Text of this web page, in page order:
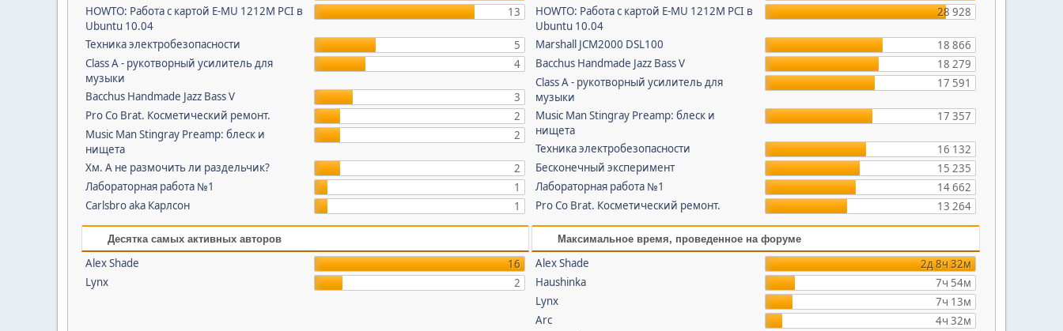
HOWTO: Работа с картой E-MU 1212M PCI в
Ubuntu 10.04
13
Техника электробезопасности
5
Class A - рукотворный усилитель для
музыки
4
Bacchus Handmade Jazz Bass V
3
Pro Co Brat. Косметический ремонт.
2
Music Man Stingray Preamp: блеск и
нищета
2
Хм. А не размочить ли раздельчик?
2
Лабораторная работа №1
1
Carlsbro aka Карлсон
1
HOWTO: Работа с картой E-MU 1212M PCI в
Ubuntu 10.04
28 928
Marshall JCM2000 DSL100
18 866
Bacchus Handmade Jazz Bass V
18 279
Class A - рукотворный усилитель для
музыки
17 591
Music Man Stingray Preamp: блеск и
нищета
17 357
Техника электробезопасности
16 132
Бесконечный эксперимент
15 235
Лабораторная работа №1
14 662
Pro Co Brat. Косметический ремонт.
13 264
Десятка самых активных авторов
Alex Shade
16
Lynx
2
Максимальное время, проведенное на форуме
Alex Shade
2д 8ч 32м
Haushinka
7ч 54м
Lynx
7ч 13м
Arc
4ч 32м